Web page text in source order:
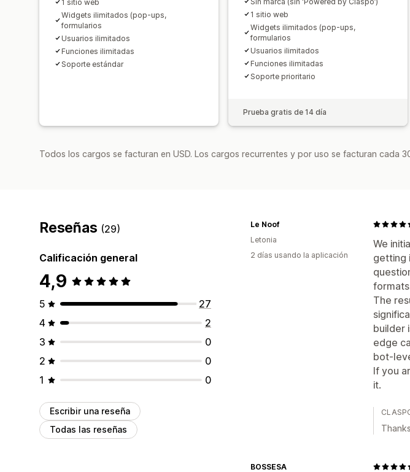
1 sitio web
Widgets ilimitados (pop-ups,
formularios
Usuarios ilimitados
Funciones ilimitadas
Soporte estándar
1 sitio web
Widgets ilimitados (pop-ups,
formularios
Usuarios ilimitados
Funciones ilimitadas
Soporte prioritario
Prueba gratis de 14 día
Todos los cargos se facturan en USD. Los cargos recurrentes y por uso se facturan cada
Reseñas (29)
Calificación general
4,9
5
27
4
2
3
0
2
0
1
0
Escribir una reseña
Todas las reseñas
We
getting
The
builder
edge
bot-
If you
it.
Le Noof
Letonia
2 días usando la aplicación
BOSSESA